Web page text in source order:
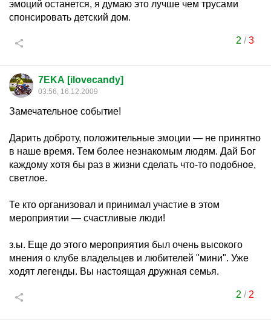
эмоций останется, я думаю это лучше чем трусами
спонсировать детский дом.
2 /3
7EKA [ilovecandy]
03:56, 16.12.2009
Замечательное событие!
Дарить доброту, положительные эмоции — не принятно
в наше время. Тем более незнакомым людям. Дай Бог
каждому хотя бы раз в жизни сделать что-то подобное,
светлое.
Те кто организовал и принимал участие в этом
мероприятии — счастливые люди!
з.ы. Еще до этого мероприятия был очень высокого
мнения о клубе владельцев и любителей "мини". Уже
ходят легенды. Вы настоящая дружная семья.
2 / 2